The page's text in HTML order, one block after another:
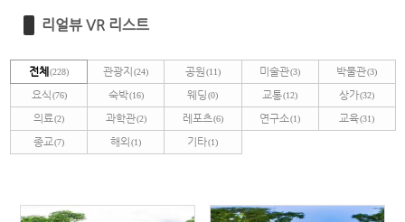
리얼뷰 VR 리스트
전체(228) 관광지 (24) 공원(11) 미술관(3) 박물관(3)
요식(76) 숙박(16) 웨딩 (0) 교통(12) 상가(32)
의료(2) 과학관(2) 레포츠(6) 연구소(1) 교육(31)
종교(7) 해외 (1) 기타(1)